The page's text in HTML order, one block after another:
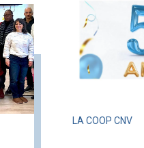
LA COOP CNV